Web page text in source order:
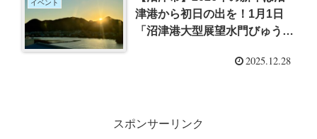
イベント
津港から初日の出を！1月1日
「沼津港大型展望水門びゅう
2025.12.28
スポンサーリンク